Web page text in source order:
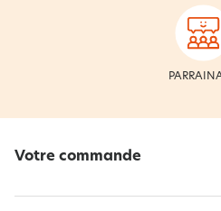
Votre commande